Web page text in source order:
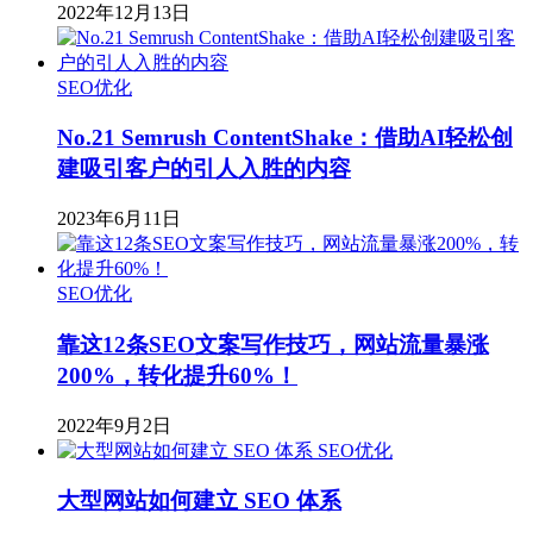
2022年12月13日
SEO优化
​No.21 Semrush ContentShake：借助AI轻松创
建吸引客户的引人入胜的内容
2023年6月11日
SEO优化
靠这12条SEO文案写作技巧，网站流量暴涨
200%，转化提升60%！
2022年9月2日
SEO优化
大型网站如何建立 SEO 体系